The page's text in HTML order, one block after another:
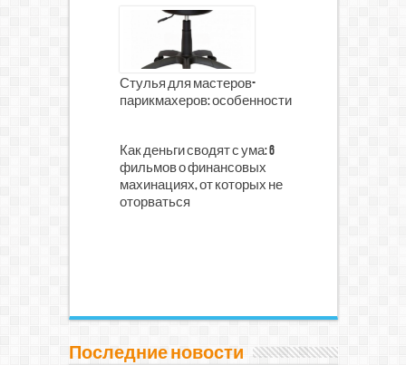
Стулья для мастеров-
парикмахеров: особенности
Как деньги сводят с ума: 6
фильмов о финансовых
махинациях, от которых не
оторваться
Последние новости